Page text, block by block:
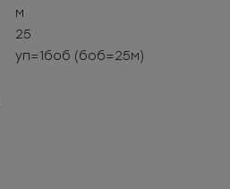
м
25
уп=1боб (боб=25м)